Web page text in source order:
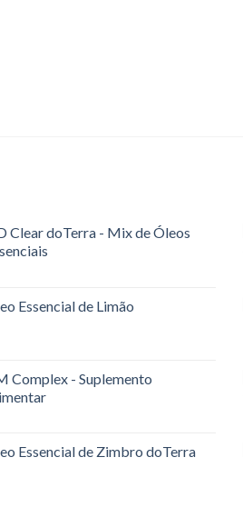
Clear doTerra - Mix de Óleos
Essencial de Limão
Complex - Suplemento
Essencial de Zimbro doTerra